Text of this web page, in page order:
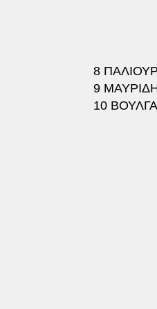
8
9
10